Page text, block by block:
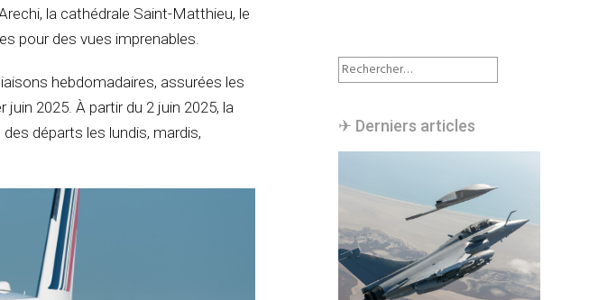
la cathédrale Saint-Matthieu, le
pour des vues imprenables.
hebdomadaires, assurées les
2025. À partir du 2 juin 2025, la
départs les lundis, mardis,
Rechercher :
✈︎ Derniers articles